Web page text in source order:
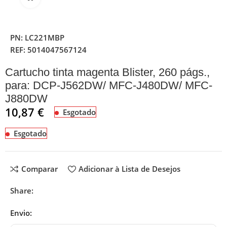
PN: LC221MBP
REF:5014047567124
Cartucho tinta magenta Blister, 260 págs.,
para: DCP-J562DW/ MFC-J480DW/ MFC-
J880DW
10,87€ Esgotado
Esgotado
Comparar Adicionar à Lista de Desejos
Share:
Envio: